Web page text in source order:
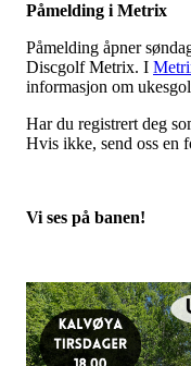
Påmelding i Metrix
Påmelding åpner
Discgolf Metrix. I
informasjon om
Har du registrert deg
Hvis ikke, send oss en
Vi ses på banen!